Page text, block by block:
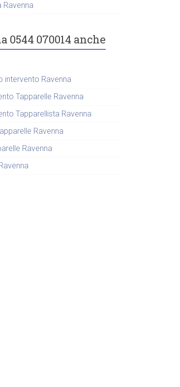
Ravenna
0544 070014 anche
intervento Ravenna
Tapparelle Ravenna
Tapparellista Ravenna
Ravenna
Ravenna